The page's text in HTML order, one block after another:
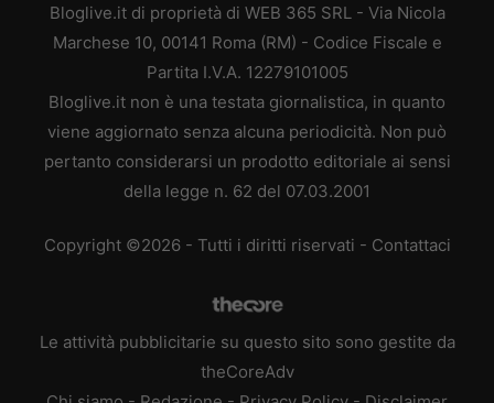
Bloglive.it di proprietà di WEB 365 SRL - Via Nicola
Marchese 10, 00141 Roma (RM) - Codice Fiscale e
Partita I.V.A. 12279101005
Bloglive.it non è una testata giornalistica, in quanto
viene aggiornato senza alcuna periodicità. Non può
pertanto considerarsi un prodotto editoriale ai sensi
della legge n. 62 del 07.03.2001
Copyright ©2026 - Tutti i diritti riservati - Contattaci
Le attività pubblicitarie su questo sito sono gestite da
theCoreAdv